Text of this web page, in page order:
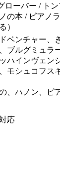
ローバー / ト
の本 / ピアノ
）
ベンチャー、
ブルグミュラ
ハインヴェン
モシュコフス
、ハノン、ピ
応